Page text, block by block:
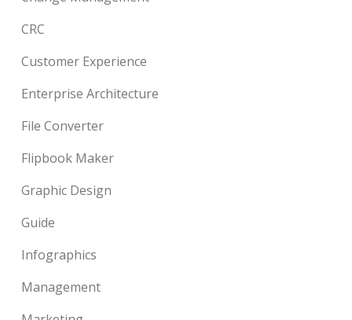
CRC
Customer Experience
Enterprise Architecture
File Converter
Flipbook Maker
Graphic Design
Guide
Infographics
Management